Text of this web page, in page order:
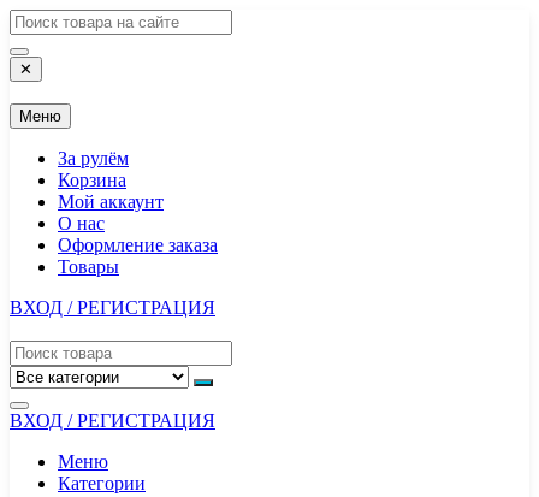
Перейти
к
содержимому
✕
Меню
За рулём
Корзина
Мой аккаунт
О нас
Оформление заказа
Товары
ВХОД / РЕГИСТРАЦИЯ
ВХОД / РЕГИСТРАЦИЯ
Меню
Категории